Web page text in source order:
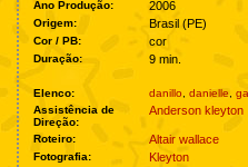
Ano Produção: 2006
Origem: Brasil (PE)
Cor / PB: cor
Duração: 9 min.
Elenco: danillo danielle
Assistência de
Direção:
Anderson kleyton
Roteiro: Altair wallace
Fotografia: Kleyton